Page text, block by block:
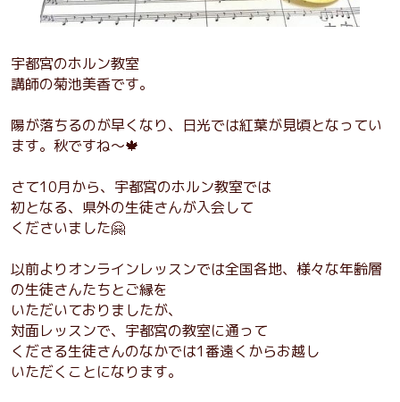
宇都宮のホルン教室
講師の菊池美香です。
陽が落ちるのが早くなり、日光では紅葉が見頃となってい
ます。秋ですね〜🍁
さて10月から、宇都宮のホルン教室では
初となる、県外の生徒さんが入会して
くださいました🤗
以前よりオンラインレッスンでは全国各地、様々な年齢層
の生徒さんたちとご縁を
いただいておりましたが、
対面レッスンで、宇都宮の教室に通って
くださる生徒さんのなかでは1番遠くからお越し
いただくことになります。